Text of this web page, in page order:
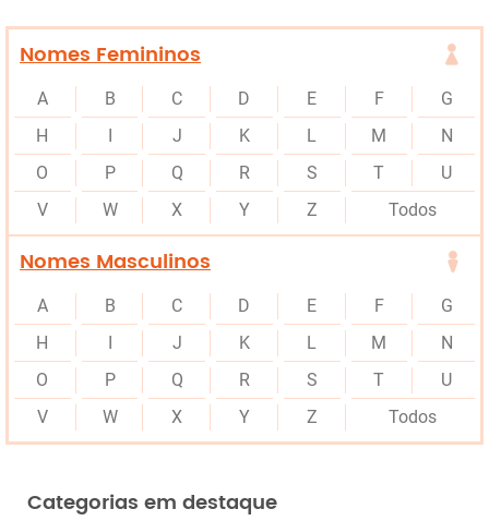
Nomes Femininos
A B C D E F
G
H
J K L M
N
O
P Q R S T
U
V
W X Y Z Todos
Nomes Masculinos
A B C D E F
G
H
J K L M
N
O
P Q R S T
U
V
W X Y Z Todos
Categorias em destaque